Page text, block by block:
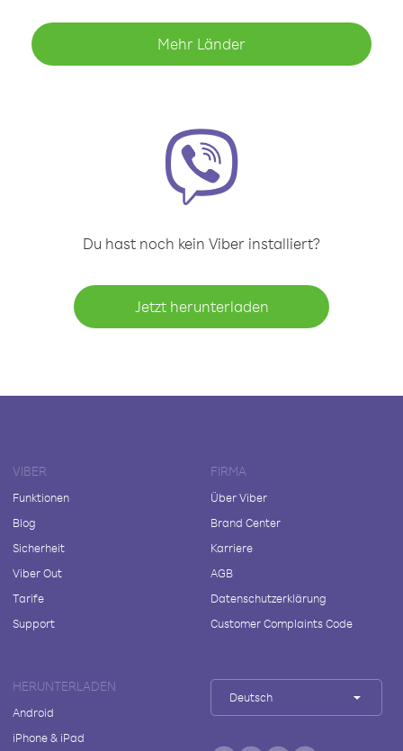
Mehr Länder
Du hast noch kein Viber installiert?
Jetzt herunterladen
VIBER
Funktionen
Blog
Sicherheit
Viber Out
Tarife
Support
FIRMA
Über Viber
Brand Center
Karriere
AGB
Datenschutzerklärung
Customer Complaints Code
HERUNTERLADEN
Android
iPhone & iPad
Deutsch